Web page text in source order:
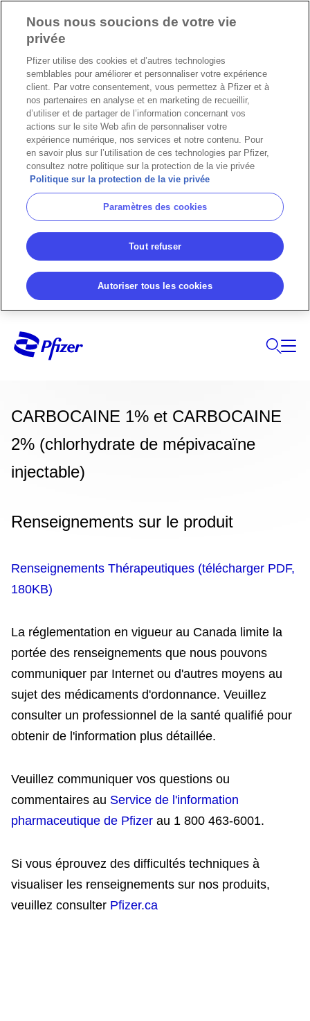
CARBOCAINE 1% et CARBOCAINE
2% (chlorhydrate de mépivacaïne
injectable)
Renseignements sur le produit
Renseignements Thérapeutiques (télécharger PDF,
180KB)
La réglementation en vigueur au Canada limite la
portée des renseignements que nous pouvons
communiquer par Internet ou d'autres moyens au
sujet des médicaments d'ordonnance. Veuillez
consulter un professionnel de la santé qualifié pour
obtenir de l'information plus détaillée.
Veuillez communiquer vos questions ou
commentaires au Service de l'information
pharmaceutique de Pfizer au 1 800 463-6001.
Si vous éprouvez des difficultés techniques à
visualiser les renseignements sur nos produits,
veuillez consulter Pfizer.ca
Nous nous soucions de votre vie
privée
Pfizer utilise des cookies et d’autres technologies
semblables pour améliorer et personnaliser votre expérience
client. Par votre consentement, vous permettez à Pfizer et à
nos partenaires en analyse et en marketing de recueillir,
d’utiliser et de partager de l’information concernant vos
actions sur le site Web afin de personnaliser votre
expérience numérique, nos services et notre contenu. Pour
en savoir plus sur l’utilisation de ces technologies par Pfizer,
consultez notre politique sur la protection de la vie privée
Politique sur la protection de la vie privée
Paramètres des cookies
Tout refuser
Autoriser tous les cookies